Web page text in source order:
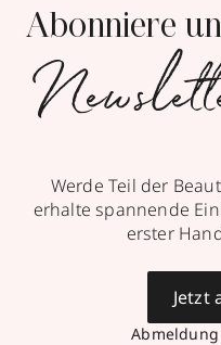
Abonniere
Werde Teil der
erhalte spannende
erster
Jetzt